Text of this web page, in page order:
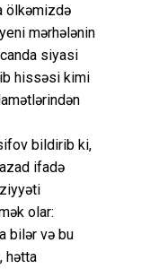
ölkəmizdə
mərhələnin
siyasi
hissəsi kimi
bildirib ki,
ifadə
olar:
bilər və bu
hətta